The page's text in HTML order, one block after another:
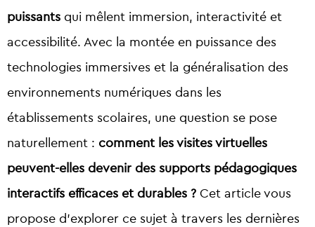
puissants qui mêlent immersion, interactivité et
accessibilité. Avec la montée en puissance des
technologies immersives et la généralisation des
environnements numériques dans les
établissements scolaires, une question se pose
naturellement : comment les visites virtuelles
peuvent-elles devenir des supports pédagogiques
interactifs efficaces et durables ? Cet article vous
propose d’explorer ce sujet à travers les dernières